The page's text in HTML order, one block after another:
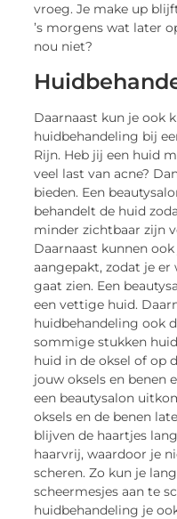
vroeg. Je make up
’s morgens wat later
nou niet?
Daarnaast kun je ook
huidbehandeling bij
Rijn. Heb jij een huid
veel last van acne?
bieden. Een
behandelt de huid
minder zichtbaar zijn
Daarnaast kunnen
aangepakt, zodat je
gaat zien. Een
een vettige huid.
huidbehandeling ook
sommige stukken
huid in de oksel of op
jouw oksels en benen
een beautysalon
oksels en de benen
blijven de haartjes
haarvrij, waardoor je
scheren. Zo kun je
scheermesjes aan te
huidbehandeling je